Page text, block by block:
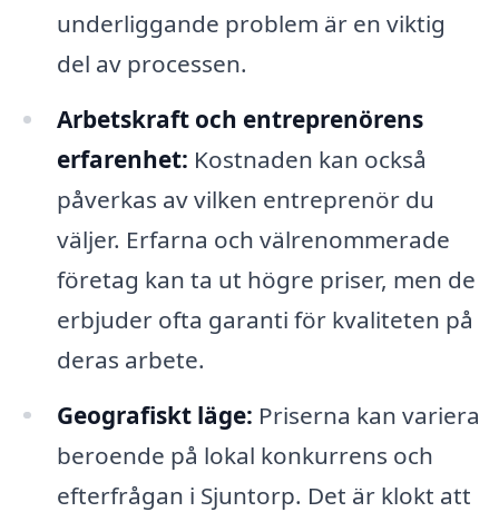
underliggande problem är en viktig
del av processen.
Arbetskraft och entreprenörens
erfarenhet: Kostnaden kan också
påverkas av vilken entreprenör du
väljer. Erfarna och välrenommerade
företag kan ta ut högre priser, men de
erbjuder ofta garanti för kvaliteten på
deras arbete.
Geografiskt läge: Priserna kan variera
beroende på lokal konkurrens och
efterfrågan i Sjuntorp. Det är klokt att